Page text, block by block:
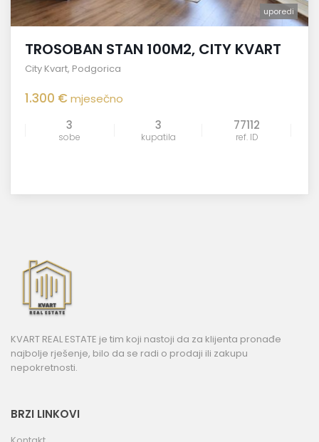
uporedi
TROSOBAN STAN 100M2, CITY KVART
City Kvart, Podgorica
1.300 €mjesečno
3
sobe
3
kupatila
77112
ref. ID
KVART REAL ESTATE je tim koji nastoji da za klijenta pronađe
najbolje rješenje, bilo da se radi o prodaji ili zakupu
nepokretnosti.
BRZI LINKOVI